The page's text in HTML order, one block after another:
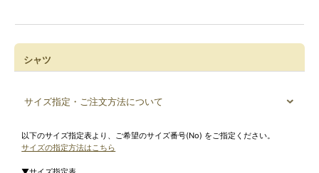
シャツ
サイズ指定・ご注文方法について
以下のサイズ指定表より、ご希望のサイズ番号(No) をご指定ください。
サイズの指定方法はこちら